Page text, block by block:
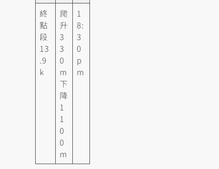
終
點
段
13
.9
k
爬
升
3
3
0
m
下
降
1
1
0
0
m
1
8:
3
0
p
m